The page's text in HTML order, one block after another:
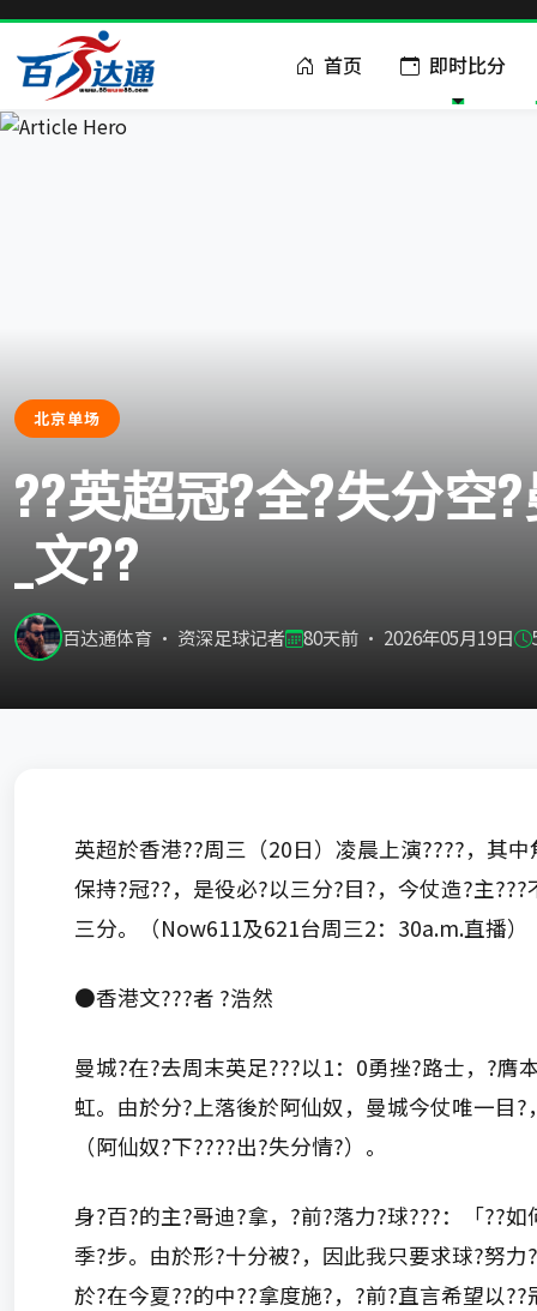
首页 即时比分
北京单场
??英超冠?全?失分空
_文??
百达通体育 · 资深足球记者 80天前 · 2026年05月19日
英超於香港??周三（20日）凌晨上演????，其
保持?冠??，是役必?以三分?目?，今仗造?主
三分。（Now611及621台周三2：30a.m.直播）
●香港文???者 ?浩然
曼城?在?去周末英足???以1：0勇挫?路士，?膺
虹。由於分?上落後於阿仙奴，曼城今仗唯一目
（阿仙奴?下????出?失分情?）。
身?百?的主?哥迪?拿，?前?落力?球???：「??
季?步。由於形?十分被?，因此我只要求球?努
於?在今夏??的中??拿度施?，?前?直言希望以